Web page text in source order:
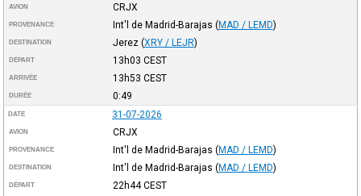
AVION CRJX
PROVENANCE Int'l de Madrid-Barajas (MAD / LEMD)
DESTINATION Jerez (XRY / LEJR)
DÉPART 13h03 CEST
ARRIVÉE 13h53 CEST
DURÉE 0:49
DATE 31-07-2026
AVION CRJX
PROVENANCE Int'l de Madrid-Barajas (MAD / LEMD)
DESTINATION Int'l de Madrid-Barajas (MAD / LEMD)
DÉPART 22h44CEST